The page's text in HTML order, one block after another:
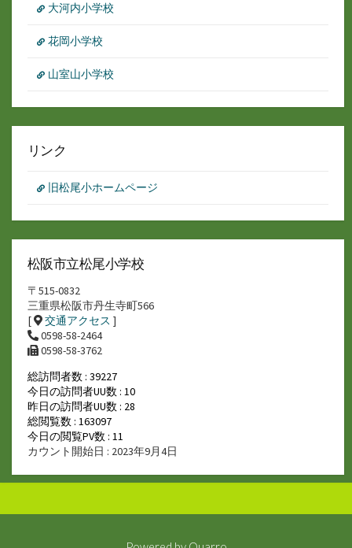
大河内小学校
花岡小学校
山室山小学校
リンク
旧松尾小ホームページ
松阪市立松尾小学校
〒515-0832
三重県松阪市丹生寺町566
[
交通アクセス ]
0598-58-2464
0598-58-3762
総訪問者数 : 39227
今日の訪問者UU数 : 10
昨日の訪問者UU数 : 28
総閲覧数 : 163097
今日の閲覧PV数 : 11
カウント開始日 : 2023年9月4日